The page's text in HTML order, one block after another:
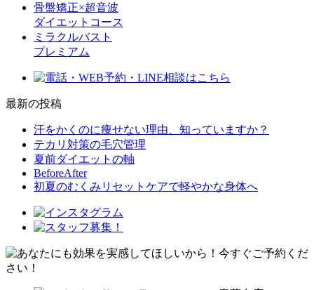
骨盤矯正×超音波
ダイエットコース
ミラクルバスト
プレミアム
最新の投稿
汗をかくのに痩せない理由、知っていますか？
テカリ対策の毛穴管理
夏前ダイエットの軸
BeforeAfter
初夏のむくみリセットケアで軽やかな身体へ